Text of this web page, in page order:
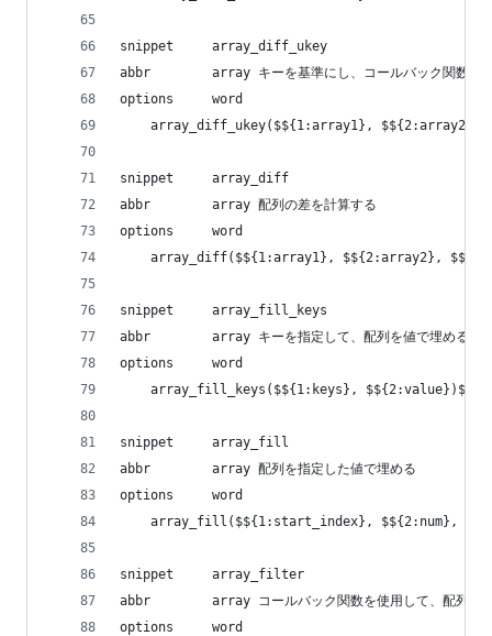
snippet     array_diff_ukey
abbr        array キーを基準にし、コールバック関数を用
options     word
array_diff_ukey($${1:array1}, $${2:array2},
snippet     array_diff
abbr        array 配列の差を計算する
options     word
array_diff($${1:array1}, $${2:array2},
snippet     array_fill_keys
abbr        array キーを指定して、配列を値で埋める
options     word
    array_fill_keys($${1:keys}, $${2:value})${0}
snippet     array_fill
abbr        array 配列を指定した値で埋める
options     word
array_fill($${1:start_index}, $${2:num},
snippet     array_filter
abbr        array コールバック関数を使用して、配列の要
options     word